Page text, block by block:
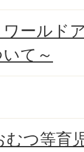
ワールド
て～
つ等育